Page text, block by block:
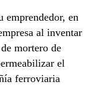
en
al inventar
mortero de
el
ferroviaria